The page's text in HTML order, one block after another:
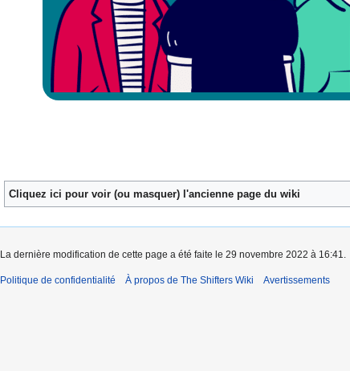
Cliquez ici pour voir (ou masquer) l'ancienne page du wiki
La dernière modification de cette page a été faite le 29 novembre 2022 à 16:41.
Politique de confidentialité À propos de The Shifters Wiki Avertissements